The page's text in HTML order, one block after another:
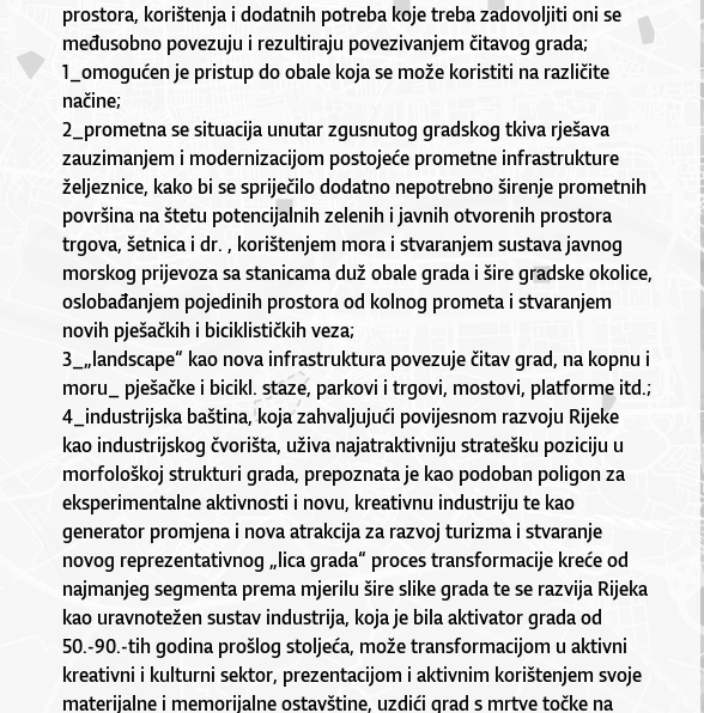
prostora, korištenja i dodatnih potreba koje treba zadovoljiti oni se
međusobno povezuju i rezultiraju povezivanjem čitavog grada;
1_omogućen je pristup do obale koja se može koristiti na različite
načine;
2_prometna se situacija unutar zgusnutog gradskog tkiva rješava
zauzimanjem i modernizacijom postojeće prometne infrastrukture
željeznice, kako bi se spriječilo dodatno nepotrebno širenje prometnih
površina na štetu potencijalnih zelenih i javnih otvorenih prostora
trgova, šetnica i dr. , korištenjem mora i stvaranjem sustava javnog
morskog prijevoza sa stanicama duž obale grada i šire gradske okolice,
oslobađanjem pojedinih prostora od kolnog prometa i stvaranjem
novih pješačkih i biciklističkih veza;
3_„landscape“ kao nova infrastruktura povezuje čitav grad, na kopnu i
moru_ pješačke i bicikl. staze, parkovi i trgovi, mostovi, platforme itd.;
4_industrijska baština, koja zahvaljujući povijesnom razvoju Rijeke
kao industrijskog čvorišta, uživa najatraktivniju stratešku poziciju u
morfološkoj strukturi grada, prepoznata je kao podoban poligon za
eksperimentalne aktivnosti i novu, kreativnu industriju te kao
generator promjena i nova atrakcija za razvoj turizma i stvaranje
novog reprezentativnog „lica grada“ proces transformacije kreće od
najmanjeg segmenta prema mjerilu šire slike grada te se razvija Rijeka
kao uravnotežen sustav industrija, koja je bila aktivator grada od
50.-90.-tih godina prošlog stoljeća, može transformacijom u aktivni
kreativni i kulturni sektor, prezentacijom i aktivnim korištenjem svoje
materijalne i memorijalne ostavštine, uzdići grad s mrtve točke na